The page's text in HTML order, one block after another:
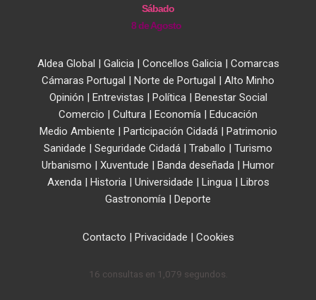
Sábado
8 de Agosto
Aldea Global | Galicia| Concellos Galicia| Comarcas
Cámaras Portugal | Norte de Portugal | Alto Minho
Opinión | Entrevistas | Política| Benestar Social
Comercio | Cultura | Economía | Educación
Medio Ambiente | Participación Cidadá| Patrimonio
Sanidade | Seguridade Cidadá | Traballo | Turismo
Urbanismo | Xuventude | Banda deseñada | Humor
Axenda| Historia| Universidade | Lingua| Libros
Gastronomía | Deporte
Contacto | Privacidade | Cookies
16 consultas en 1,079 segundos.